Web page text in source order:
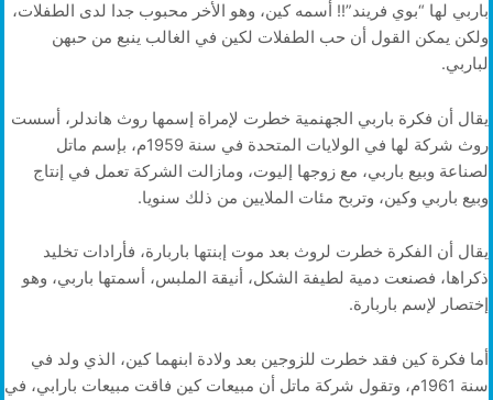
باربي لها “بوي فريند”!! أسمه كين، وهو الأخر محبوب جدا لدى الطفلات،
ولكن يمكن القول أن حب الطفلات لكين في الغالب ينبع من حبهن
لباربي.
يقال أن فكرة باربي الجهنمية خطرت لإمراة إسمها روث هاندلر، أسست
روث شركة لها في الولايات المتحدة في سنة 1959م، بإسم ماتل
لصناعة وبيع باربي، مع زوجها إليوت، ومازالت الشركة تعمل في إنتاج
وبيع باربي وكين، وتربح مئات الملايين من ذلك سنويا.
يقال أن الفكرة خطرت لروث بعد موت إبنتها باربارة، فأرادات تخليد
ذكراها، فصنعت دمية لطيفة الشكل، أنيقة الملبس، أسمتها باربي، وهو
إختصار لإسم باربارة.
أما فكرة كين فقد خطرت للزوجين بعد ولادة ابنهما كين، الذي ولد في
سنة 1961م، وتقول شركة ماتل أن مبيعات كين فاقت مبيعات بارابي، في